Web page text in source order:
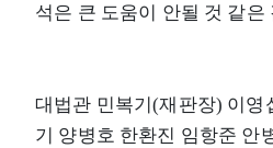
석은 큰 도움이 안될 것 같은
대법관 민복기(재판장) 이영
기 양병호 한환진 임항준 안